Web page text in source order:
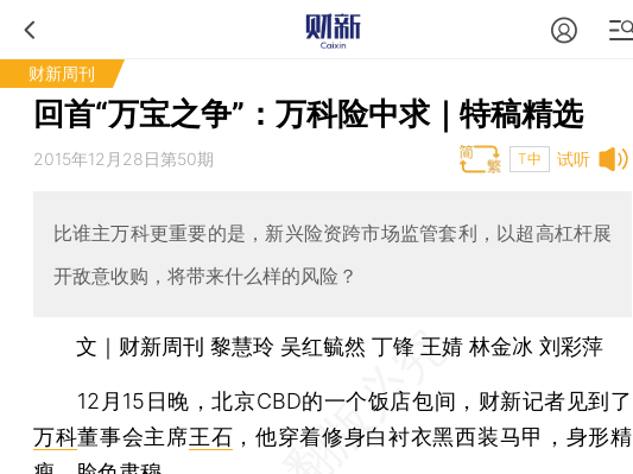
财新周刊
回首“万宝之争”：万科险中求｜特稿精选
试听
2015年12月28日第50期 T中
比谁主万科更重要的是，新兴险资跨市场监管套利，以超高杠杆展
开敌意收购，将带来什么样的风险？
文｜财新周刊 黎慧玲 吴红毓然 丁锋 王婧 林金冰 刘彩萍
12月15日晚，北京CBD的一个饭店包间，财新记者见到了
万科董事会主席王石 ，他穿着修身白衬衣黑西装马甲，身形精